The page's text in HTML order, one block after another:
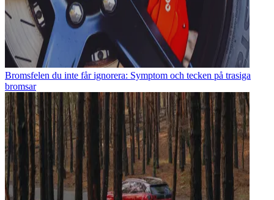
Bromsfelen du inte får ignorera: Symptom och tecken på trasiga
bromsar